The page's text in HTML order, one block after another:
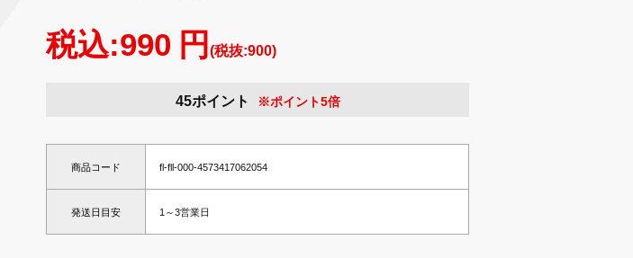
税込:990 円(税抜:900)
45ポイント ※ポイント5倍
商品コード fl-fll-000-4573417062054
発送日目安 1～3営業日